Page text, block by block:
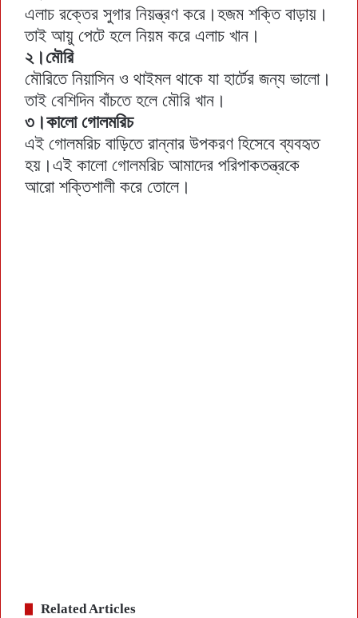
এলাচ রক্তের সুগার নিয়ন্ত্রণ করে।হজম শক্তি বাড়ায়।
তাই আয়ু পেটে হলে নিয়ম করে এলাচ খান।
২।মৌরি
মৌরিতে নিয়াসিন ও থাইমল থাকে যা হার্টের জন্য ভালো।
তাই বেশিদিন বাঁচতে হলে মৌরি খান।
৩।কালো গোলমরিচ
এই গোলমরিচ বাড়িতে রান্নার উপকরণ হিসেবে ব্যবহৃত
হয়।এই কালো গোলমরিচ আমাদের পরিপাকতন্ত্রকে
আরো শক্তিশালী করে তোলে।
Related Articles